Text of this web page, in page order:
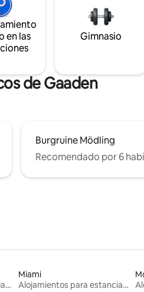
en las
Gimnasio
de Gaaden
Burgruine Mödling
Recomendado por 6
Alojamientos para estancias largas
Miami
Alojamientos para estancias largas